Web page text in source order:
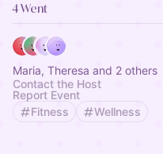
4 Went
Maria, Theresa and 2 others
Contact the Host
Report Event
Fitness
Wellness